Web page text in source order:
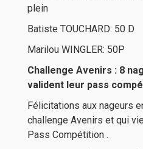
plein
Batiste TOUCHARD: 50 D
Marilou WINGLER: 50P
Challenge Avenirs : 8
valident leur pass
Félicitations aux nageurs
challenge Avenirs et qui
Pass Compétition .